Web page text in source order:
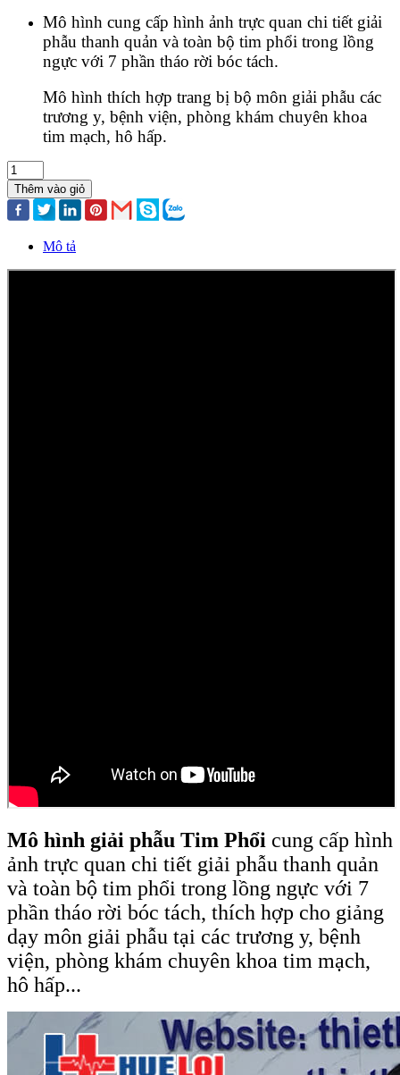
Mô hình cung cấp hình ảnh trực quan chi tiết giải
phẫu thanh quản và toàn bộ tim phổi trong lồng
ngực với 7 phần tháo rời bóc tách.
Mô hình thích hợp trang bị bộ môn giải phẫu các
trương y, bệnh viện, phòng khám chuyên khoa
tim mạch, hô hấp.
Thêm vào giỏ
Mô tả
Mô hình giải phẫu Tim Phổi cung cấp hình
ảnh trực quan chi tiết giải phẫu thanh quản
và toàn bộ tim phổi trong lồng ngực với 7
phần tháo rời bóc tách, thích hợp cho giảng
dạy môn giải phẫu tại các trương y, bệnh
viện, phòng khám chuyên khoa tim mạch,
hô hấp...